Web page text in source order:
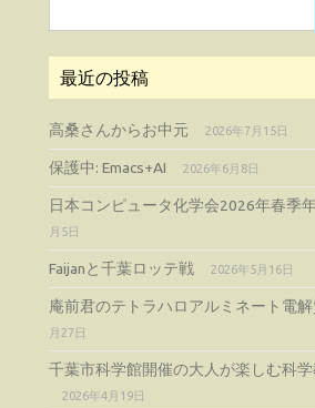
索:
最近の投稿
高桑さんからお中元 2026年7月15日
保護中: Emacs+AI 2026年6月8日
日本コンピュータ化学会2026年春季
月5日
Faijanと千葉ロッテ戦 2026年5月16日
庵前君のテトラハロアルミネート電
月27日
千葉市科学館開催の大人が楽しむ科
2026年4月19日